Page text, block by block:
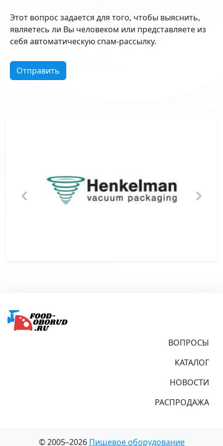
Этот вопрос задается для того, чтобы выяснить,
являетесь ли Вы человеком или представляете из
себя автоматическую спам-рассылку.
ВОПРОСЫ
КАТАЛОГ
НОВОСТИ
РАСПРОДАЖА
© 2005–2026 Пищевое оборудование